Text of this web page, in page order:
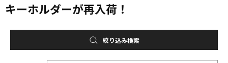
キーホルダーが再入荷！
絞り込み検索